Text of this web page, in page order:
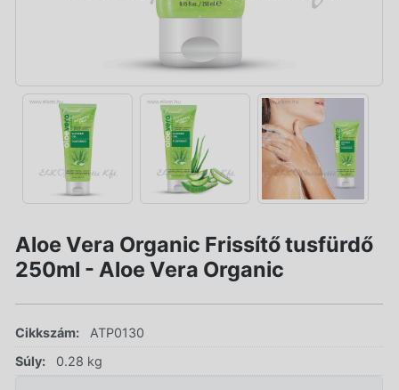
Aloe Vera Organic Frissítő tusfürdő
250ml - Aloe Vera Organic
Cikkszám:
ATP0130
Súly:
0.28 kg